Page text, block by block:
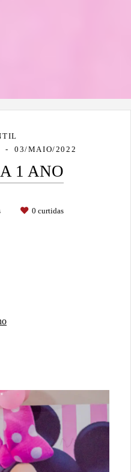
03/MAIO/2022
1 ANO
0 curtidas